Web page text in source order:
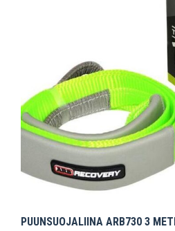
PUUNSUOJALIINA ARB730 3